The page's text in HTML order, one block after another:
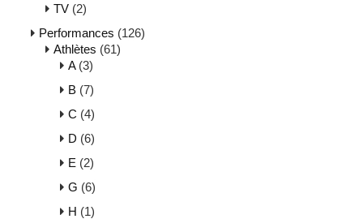
TV (2)
Performances (126)
Athlètes (61)
A(3)
B (7)
C (4)
D (6)
E (2)
G (6)
H (1)